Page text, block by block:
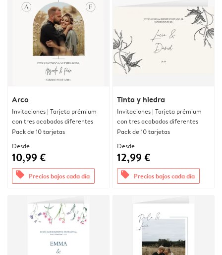
Arco
Invitaciones | Tarjeta prémium
con tres acabados diferentes
Pack de 10 tarjetas
Desde
10,99 €
offers Precios bajos cada día
Tinta y hiedra
Invitaciones | Tarjeta prémium
con tres acabados diferentes
Pack de 10 tarjetas
Desde
12,99 €
offers Precios bajos cada día